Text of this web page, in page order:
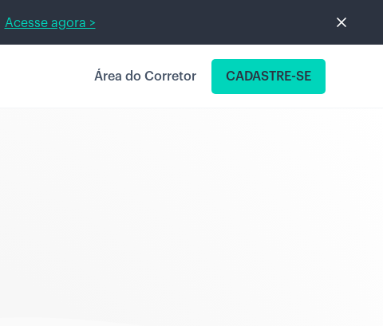
Acesse agora >
Área do Corretor CADASTRE-SE